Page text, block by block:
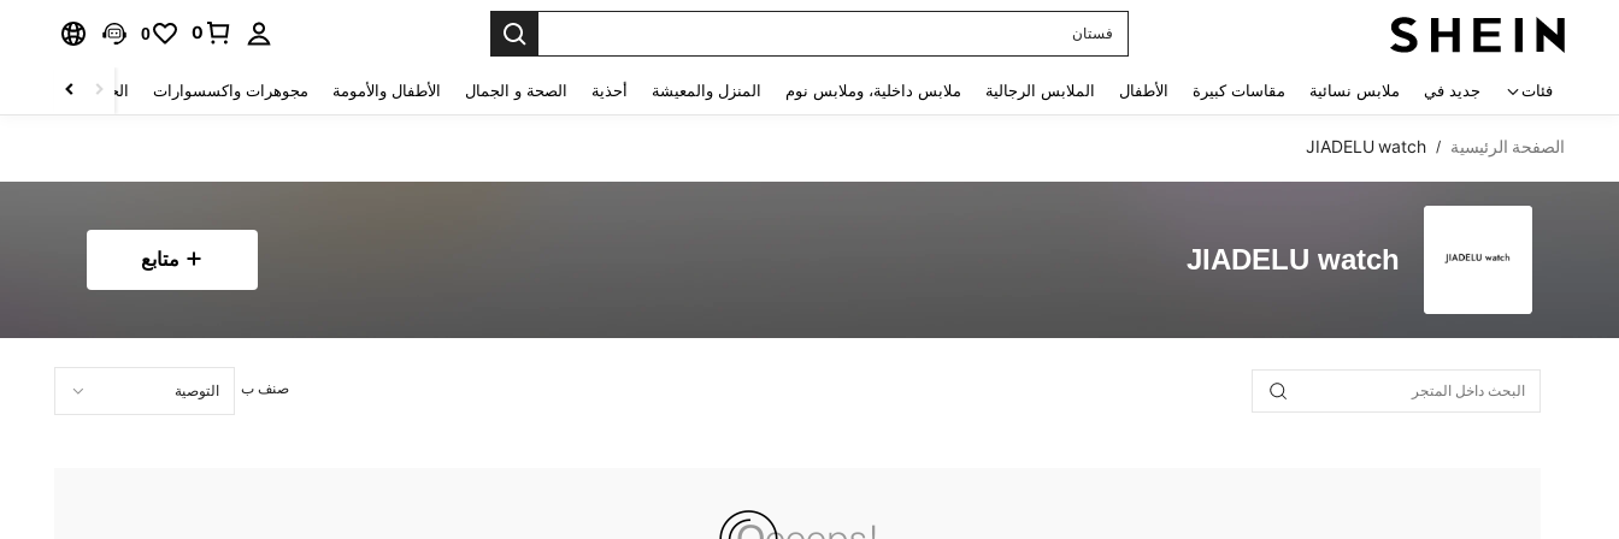
فستان
0
0
فئات جديد في ملابس نسائية مقاسات كبيرة الأطفال الملابس الرجالية ملابس داخلية، وملابس نوم المنزل والمعيشة أحذية الصحة و الجمال الأطفال والأمومة مجوهرات واكسسوارات الحقائب والأمتعة
الصفحة الرئيسية /
JIADELU watch
JIADELU watch متابع
صنف ب